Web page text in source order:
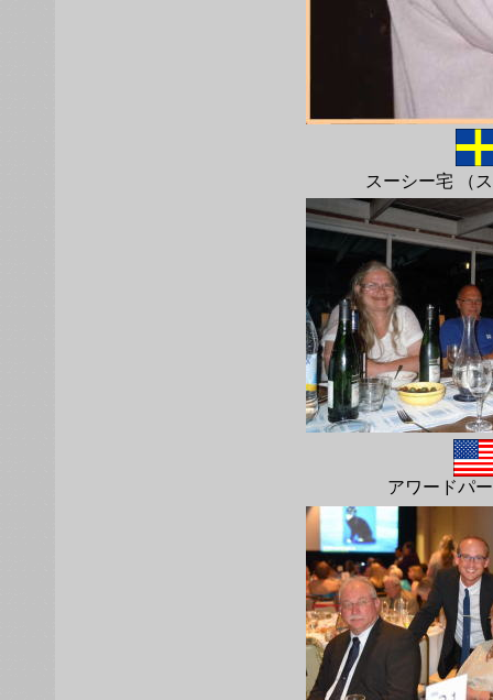
スーシー宅 （
アワードパ